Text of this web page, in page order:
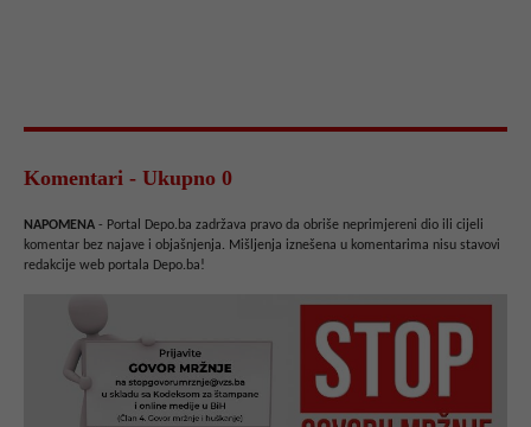
Komentari - Ukupno 0
NAPOMENA - Portal Depo.ba zadržava pravo da obriše neprimjereni dio ili cijeli
komentar bez najave i objašnjenja. Mišljenja iznešena u komentarima nisu stavovi
redakcije web portala Depo.ba!